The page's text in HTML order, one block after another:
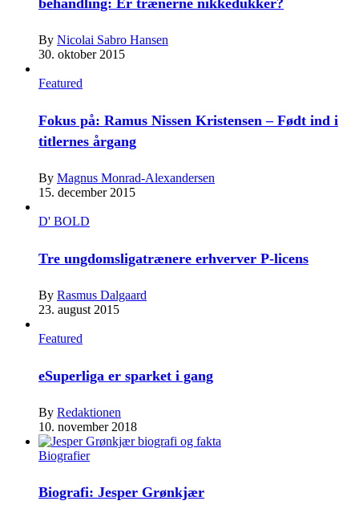
By Nicolai Sabro Hansen
30. oktober 2015
Featured
Fokus på: Ramus Nissen Kristensen – Født ind i
titlernes årgang
By Magnus Monrad-Alexandersen
15. december 2015
D' BOLD
Tre ungdomsligatrænere erhverver P-licens
By Rasmus Dalgaard
23. august 2015
Featured
eSuperliga er sparket i gang
By Redaktionen
10. november 2018
Biografier
Biografi: Jesper Grønkjær